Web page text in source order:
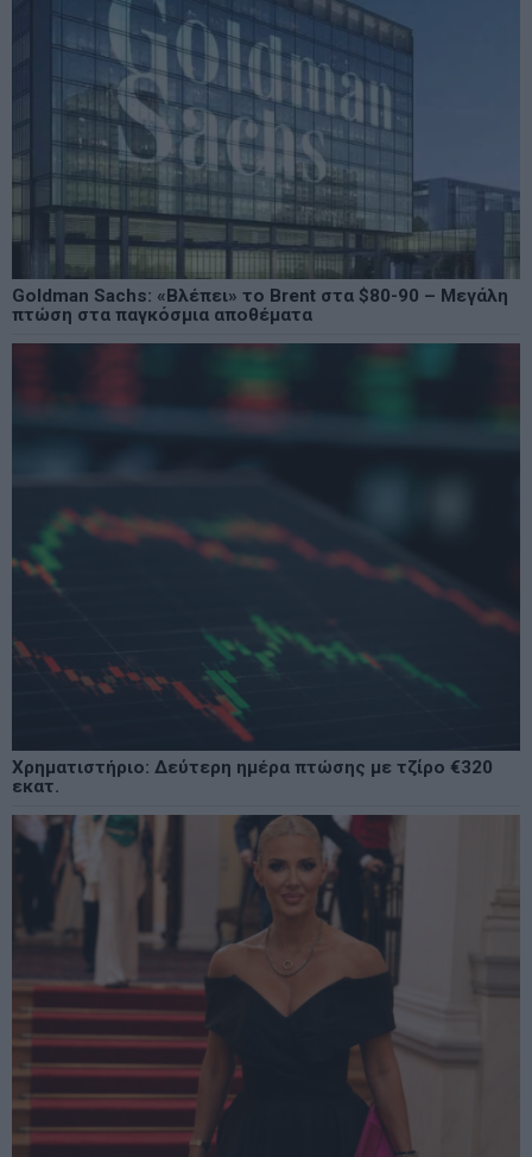
Goldman Sachs: «Βλέπει» το Brent στα $80-90 – Μεγάλη
πτώση στα παγκόσμια αποθέματα
Χρηματιστήριο: Δεύτερη ημέρα πτώσης με τζίρο €320
εκατ.